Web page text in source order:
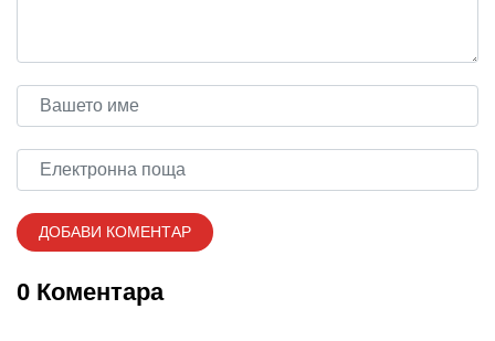
0 Коментара